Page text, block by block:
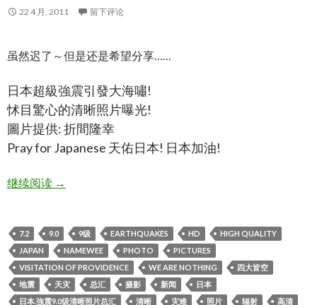
22 4 月, 2011 留下评论
虽然迟了～但是还是希望分享……
日本超級強震引發大海嘯!
怵目驚心的清晰照片曝光!
圖片提供: 折間隆幸
Pray for Japanese 天佑日本! 日本加油!
继续阅读日本.強震9.0级清晰照片总汇,japan 9.0earthquakes
→
7.2 9.0 9级 EARTHQUAKES HD
HIGH QUALITY
JAPAN
NAMEWEE PHOTO
PICTURES
VISITATION OF PROVIDENCE
WE ARE NOTHING
四大皆空
地震
天灾 总汇 摄影 新闻
日本
日本.強震9.0级清晰照片总汇
清晰 灾难 照片 辐射
高清